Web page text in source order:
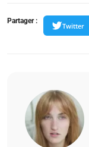
Partager :
Twitter